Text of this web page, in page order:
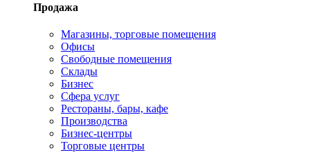
Продажа
Магазины, торговые помещения
Офисы
Свободные помещения
Склады
Бизнес
Сфера услуг
Рестораны, бары, кафе
Производства
Бизнес-центры
Торговые центры